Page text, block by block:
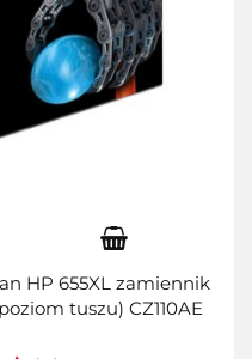
HP 655XL zamiennik
tuszu) CZ110AE